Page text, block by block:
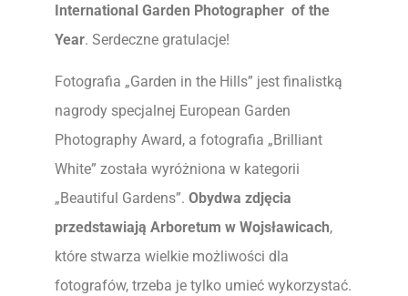
International Garden Photographer of the
Year. Serdeczne gratulacje!
Fotografia „Garden in the Hills” jest finalistką
nagrody specjalnej European Garden
Photography Award, a fotografia „Brilliant
White” została wyróżniona w kategorii
„Beautiful Gardens”. Obydwa zdjęcia
przedstawiają Arboretum w Wojsławicach,
które stwarza wielkie możliwości dla
fotografów, trzeba je tylko umieć wykorzystać.